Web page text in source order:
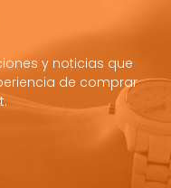
y noticias que
de comprar